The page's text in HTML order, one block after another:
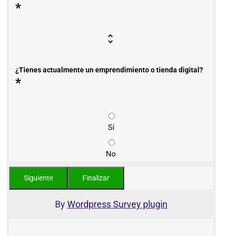
*
¿Tienes actualmente un emprendimiento o tienda digital?
*
Sí
No
ByWordpress Survey plugin